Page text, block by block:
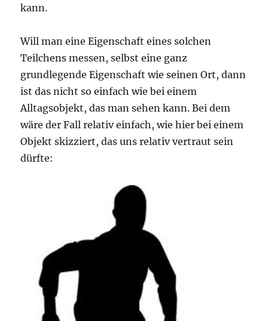
kann.
Will man eine Eigenschaft eines solchen
Teilchens messen, selbst eine ganz
grundlegende Eigenschaft wie seinen Ort, dann
ist das nicht so einfach wie bei einem
Alltagsobjekt, das man sehen kann. Bei dem
wäre der Fall relativ einfach, wie hier bei einem
Objekt skizziert, das uns relativ vertraut sein
dürfte: